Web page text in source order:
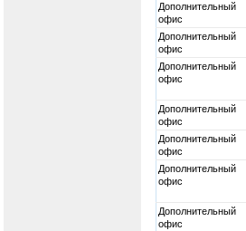
Дополнительный
офис
Дополнительный
офис
Дополнительный
офис
Дополнительный
офис
Дополнительный
офис
Дополнительный
офис
Дополнительный
офис